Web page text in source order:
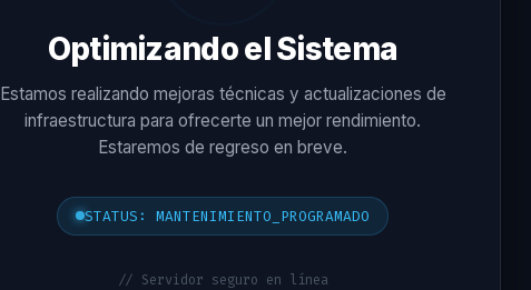
Optimizando el Sistema
Estamos realizando mejoras técnicas y actualizaciones de
infraestructura para ofrecerte un mejor rendimiento.
Estaremos de regreso en breve.
STATUS: MANTENIMIENTO_PROGRAMADO
// Servidor seguro en línea